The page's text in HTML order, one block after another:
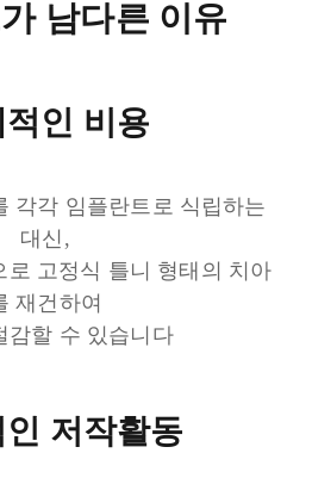
가 남다른 이유
적인 비용
각각 임플란트로 식립하는
대신,
로 고정식 틀니 형태의 치아
재건하여
감할 수 있습니다
저작활동